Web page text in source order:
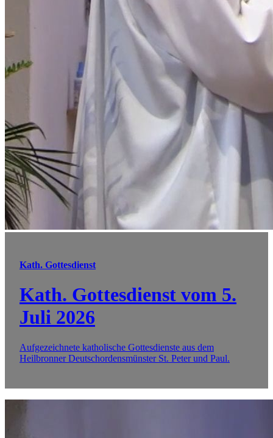
Kath. Gottesdienst
Kath. Gottesdienst vom 5.
Juli 2026
Aufgezeichnete katholische Gottesdienste aus dem
Heilbronner Deutschordensmünster St. Peter und Paul.